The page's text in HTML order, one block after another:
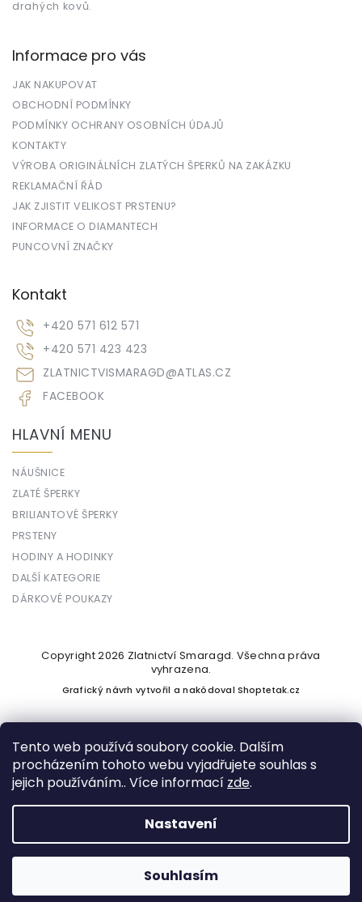
Tento web používá soubory cookie. Dalším
procházením tohoto webu vyjadřujete souhlas s
jejich používáním.. Více informací zde.
Nastavení
Souhlasím
drahých kovů.
Informace pro vás
JAK NAKUPOVAT
OBCHODNÍ PODMÍNKY
PODMÍNKY OCHRANY OSOBNÍCH ÚDAJŮ
KONTAKTY
VÝROBA ORIGINÁLNÍCH ZLATÝCH ŠPERKŮ NA ZAKÁZKU
REKLAMAČNÍ ŘÁD
JAK ZJISTIT VELIKOST PRSTENU?
INFORMACE O DIAMANTECH
PUNCOVNÍ ZNAČKY
Kontakt
ZLATNICTVISMARAGD@ATLAS.CZ
+420 571 612 571
+420 571 423 423
FACEBOOK
HLAVNÍ MENU
NÁUŠNICE
ZLATÉ ŠPERKY
BRILIANTOVÉ ŠPERKY
PRSTENY
HODINY A HODINKY
DALŠÍ KATEGORIE
DÁRKOVÉ POUKAZY
Vytvořil Shoptet
Copyright 2026 Zlatnictví Smaragd. Všechna práva
vyhrazena.
Grafický návrh vytvořil a nakódovalShoptetak.cz
Podle zákona o evidenci tržeb je prodávající povinen vystavit
kupujícímu účtenku. Zároveň je povinen zaevidovat přijatou
tržbu u správce daně online; v případě technického výpadku
pak nejpozději do 48 hodin.